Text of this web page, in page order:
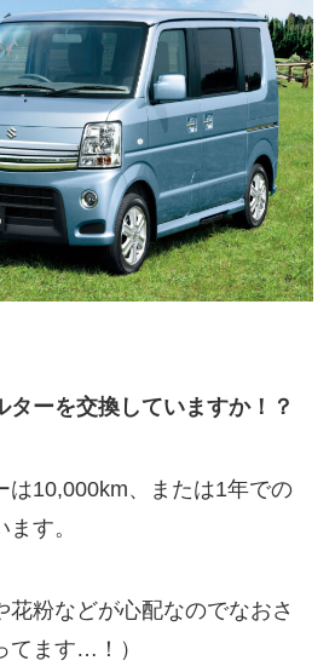
ターを交換していますか！？
は10,000km、または1年での
す。
花粉などが心配なのでなおさ
てます…！）